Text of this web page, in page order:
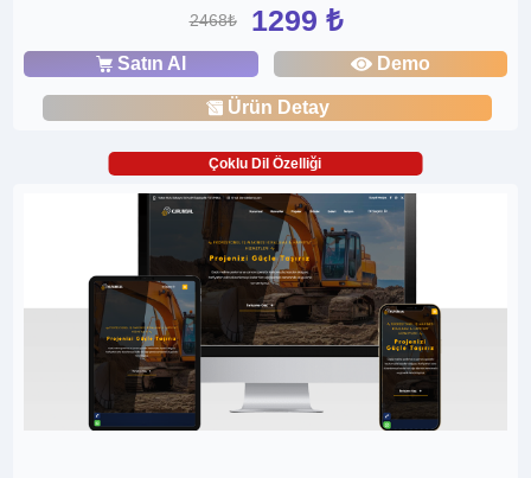
2468₺ 1299 ₺
Satın Al Demo
Ürün Detay
Çoklu Dil Özelliği